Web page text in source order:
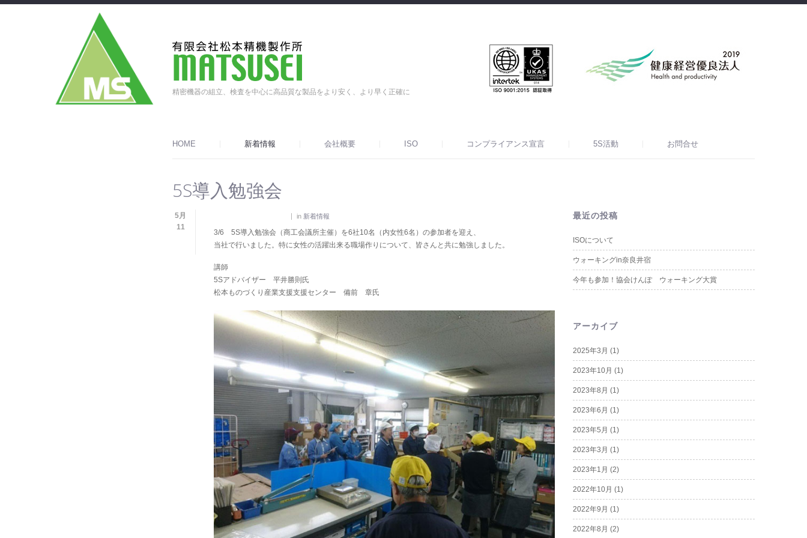
精密機器の組立、検査を中心に高品質な製品をより安く、より早く正確に
HOME 新着情報 会社概要 ISO コンプライアンス宣言 5S活動 お問合せ
5S導入勉強会
5月
11
in 新着情報
3/6 5S導入勉強会（商工会議所主催）を6社10名（内女性6名）の参加者を迎え、
当社で行いました。特に女性の活躍出来る職場作りについて、皆さんと共に勉強しました。
講師
5Sアドバイザー 平井勝則氏
松本ものづくり産業支援支援センター 備前 章氏
最近の投稿
ISOについて
ウォーキングin奈良井宿
今年も参加！協会けんぽ ウォーキング大賞
アーカイブ
2025年3月 (1)
2023年10月 (1)
2023年8月 (1)
2023年6月 (1)
2023年5月 (1)
2023年3月 (1)
2023年1月 (2)
2022年10月 (1)
2022年9月 (1)
2022年8月 (2)